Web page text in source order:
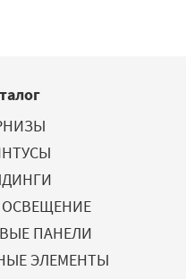
ПАНЕЛИ
ЭЛЕМЕНТЫ